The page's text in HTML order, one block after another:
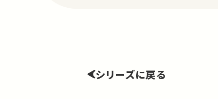
シリーズに戻る